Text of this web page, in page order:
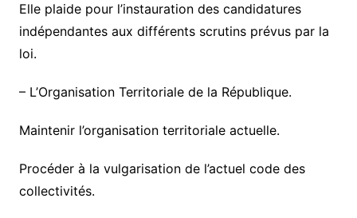
Elle plaide pour l’instauration des candidatures
indépendantes aux différents scrutins prévus par la
loi.
– L’Organisation Territoriale de la République.
Maintenir l’organisation territoriale actuelle.
Procéder à la vulgarisation de l’actuel code des
collectivités.